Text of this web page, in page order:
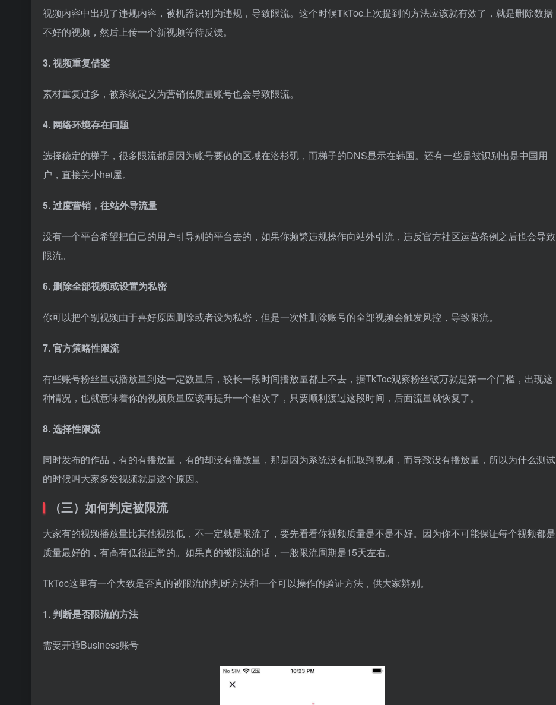
视频内容中出现了违规内容，被机器识别为违规，导致限流。这个时候TkToc上次提到的方法应该就有效了，就是删除数据
不好的视频，然后上传一个新视频等待反馈。
3. 视频重复借鉴
素材重复过多，被系统定义为营销低质量账号也会导致限流。
4. 网络环境存在问题
选择稳定的梯子，很多限流都是因为账号要做的区域在洛杉矶，而梯子的DNS显示在韩国。还有一些是被识别出是中国用
户，直接关小hei屋。
5. 过度营销，往站外导流量
没有一个平台希望把自己的用户引导别的平台去的，如果你频繁违规操作向站外引流，违反官方社区运营条例之后也会导致
限流。
6. 删除全部视频或设置为私密
你可以把个别视频由于喜好原因删除或者设为私密，但是一次性删除账号的全部视频会触发风控，导致限流。
7. 官方策略性限流
有些账号粉丝量或播放量到达一定数量后，较长一段时间播放量都上不去，据TkToc观察粉丝破万就是第一个门槛，出现这
种情况，也就意味着你的视频质量应该再提升一个档次了，只要顺利渡过这段时间，后面流量就恢复了。
8. 选择性限流
同时发布的作品，有的有播放量，有的却没有播放量，那是因为系统没有抓取到视频，而导致没有播放量，所以为什么测试
的时候叫大家多发视频就是这个原因。
（三）如何判定被限流
大家有的视频播放量比其他视频低，不一定就是限流了，要先看看你视频质量是不是不好。因为你不可能保证每个视频都是
质量最好的，有高有低很正常的。如果真的被限流的话，一般限流周期是15天左右。
TkToc这里有一个大致是否真的被限流的判断方法和一个可以操作的验证方法，供大家辨别。
1. 判断是否限流的方法
需要开通Business账号